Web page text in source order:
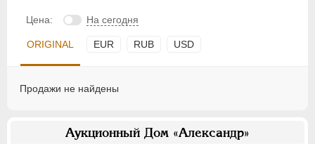
Цена: На сегодня
ORIGINAL EUR RUB USD
Продажи не найдены
Аукционный Дом «Александр»